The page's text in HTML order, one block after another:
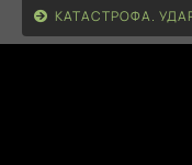
КАТАСТРОФА.